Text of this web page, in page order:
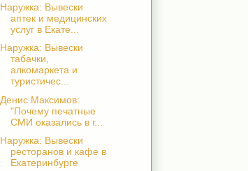
Наружка: Вывески
аптек и медицинских
услуг в Екате...
Наружка: Вывески
табачки,
алкомаркета и
туристичес...
Денис Максимов:
"Почему печатные
СМИ оказались в г...
Наружка: Вывески
ресторанов и кафе в
Екатеринбурге